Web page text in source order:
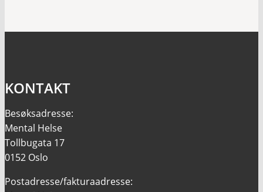
KONTAKT
Besøksadresse:
Mental Helse
Tollbugata 17
0152 Oslo
Postadresse/fakturaadresse: